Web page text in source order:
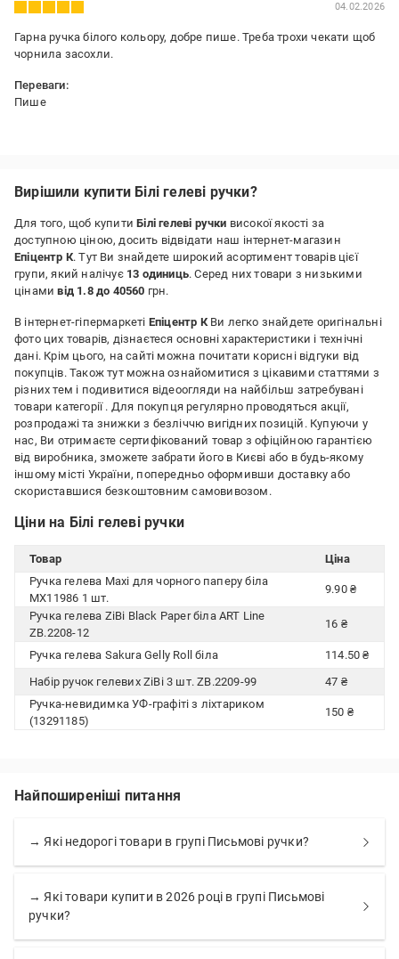
04.02.2026
Гарна ручка білого кольору, добре пише. Треба трохи чекати щоб
чорнила засохли.
Переваги:
Пише
Вирішили купити Білі гелеві ручки?
Для того, щоб купитиБілі гелеві ручки високої якості за
доступною ціною, досить відвідати наш інтернет-магазин
Епіцентр К. Тут Ви знайдете широкий асортимент товарів цієї
групи, який налічує 13 одиниць. Серед них товари з низькими
цінамивід 1.8 до 40560 грн.
В інтернет-гіпермаркеті Епіцентр КВи легко знайдете оригінальні
фото цих товарів, дізнаєтеся основні характеристики і технічні
дані. Крім цього, на сайті можна почитати корисні відгуки від
покупців. Також тут можна ознайомитися з цікавими статтями з
різних тем і подивитися відеоогляди на найбільш затребувані
товари категорії . Для покупця регулярно проводяться акції,
розпродажі та знижки з безліччю вигідних позицій. Купуючи у
нас, Ви отримаєте сертифікований товар з офіційною гарантією
від виробника, зможете забрати його в Києві або в будь-якому
іншому місті України, попередньо оформивши доставку або
скориставшися безкоштовним самовивозом.
Ціни на Білі гелеві ручки
Товар
Ціна
Ручка гелева Maxi для чорного паперу біла
MX11986 1 шт.
9.90 ₴
Ручка гелева ZiBi Black Paper біла ART Line
ZB.2208-12
16 ₴
Ручка гелева Sakura Gelly Roll біла
114.50 ₴
Набір ручок гелевих ZiBi 3 шт. ZB.2209-99
47 ₴
Ручка-невидимка УФ-графіті з ліхтариком
(13291185)
150 ₴
Найпоширеніші питання
→ Які недорогі товари в групі Письмові ручки?
→ Які товари купити в 2026 році в групі Письмові
ручки?